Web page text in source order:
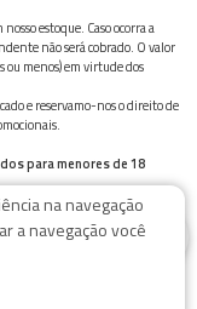
estoque. Caso ocorra a
não será cobrado. O valor
ou menos) em virtude dos
e reservamo-nos o direito de
para menores de 18
provoca graves males à saúde.
na navegação
a navegação você